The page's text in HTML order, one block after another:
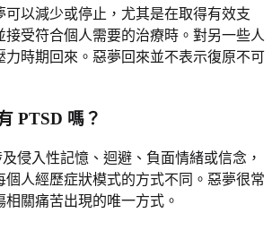
可以減少或停止，尤其是在取得有效支
接受符合個人需要的治療時。對另一些人
力時期回來。惡夢回來並不表示復原不可
PTSD 嗎？
侵入性記憶、迴避、負面情緒或信念，
個人經歷症狀模式的方式不同。惡夢很常
相關痛苦出現的唯一方式。